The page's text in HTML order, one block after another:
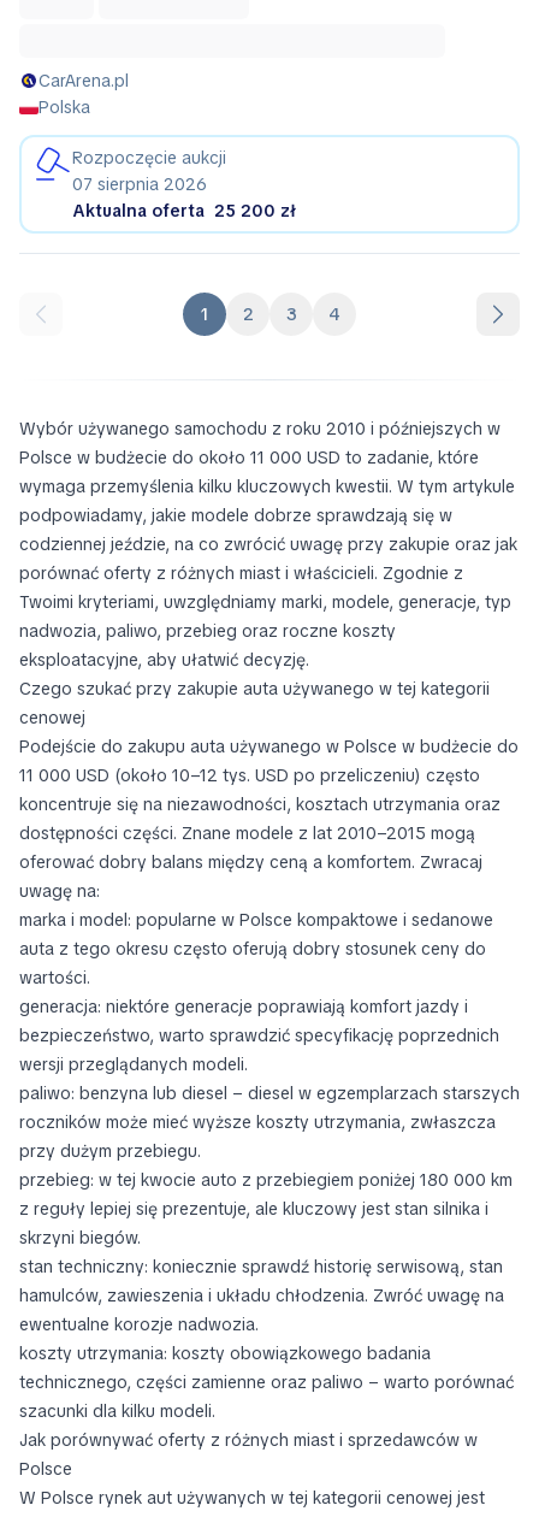
CarArena.pl
Polska
Rozpoczęcie aukcji
07 sierpnia 2026
Aktualna oferta 25 200 zł
1 2 3 4
Wybór używanego samochodu z roku 2010 i późniejszych w
Polsce w budżecie do około 11 000 USD to zadanie, które
wymaga przemyślenia kilku kluczowych kwestii. W tym artykule
podpowiadamy, jakie modele dobrze sprawdzają się w
codziennej jeździe, na co zwrócić uwagę przy zakupie oraz jak
porównać oferty z różnych miast i właścicieli. Zgodnie z
Twoimi kryteriami, uwzględniamy marki, modele, generacje, typ
nadwozia, paliwo, przebieg oraz roczne koszty
eksploatacyjne, aby ułatwić decyzję.
Czego szukać przy zakupie auta używanego w tej kategorii
cenowej
Podejście do zakupu auta używanego w Polsce w budżecie do
11 000 USD (około 10–12 tys. USD po przeliczeniu) często
koncentruje się na niezawodności, kosztach utrzymania oraz
dostępności części. Znane modele z lat 2010–2015 mogą
oferować dobry balans między ceną a komfortem. Zwracaj
uwagę na:
marka i model: popularne w Polsce kompaktowe i sedanowe
auta z tego okresu często oferują dobry stosunek ceny do
wartości.
generacja: niektóre generacje poprawiają komfort jazdy i
bezpieczeństwo, warto sprawdzić specyfikację poprzednich
wersji przeglądanych modeli.
paliwo: benzyna lub diesel – diesel w egzemplarzach starszych
roczników może mieć wyższe koszty utrzymania, zwłaszcza
przy dużym przebiegu.
przebieg: w tej kwocie auto z przebiegiem poniżej 180 000 km
z reguły lepiej się prezentuje, ale kluczowy jest stan silnika i
skrzyni biegów.
stan techniczny: koniecznie sprawdź historię serwisową, stan
hamulców, zawieszenia i układu chłodzenia. Zwróć uwagę na
ewentualne korozje nadwozia.
koszty utrzymania: koszty obowiązkowego badania
technicznego, części zamienne oraz paliwo – warto porównać
szacunki dla kilku modeli.
Jak porównywać oferty z różnych miast i sprzedawców w
Polsce
W Polsce rynek aut używanych w tej kategorii cenowej jest